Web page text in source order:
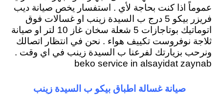
عموماً اذا كنت بحاجة لأي . استفسار يخص صيانة ديب
فريزر بيكو 5 درج ب السيدة زينب او غسالات فوق
اتوماتيك بوتاجازات 5 شعلة سخان غاز 10 لتر او صيانة
ثلاجة نوفروست تكييف هواء . نحن في انتظار اتصالك
ونرحب بزيارتك لفرعنا ب السيدة زينب في اي وقت .
beko service in alsayidat zaynab
صيانة غسالة اطباق بيكو ب السيدة زينب